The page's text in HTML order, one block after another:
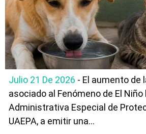
compañía
Fenómeno de El
Julio 21 De 2026 - El aumento de
asociado al Fenómeno de El Niño
Administrativa Especial de
UAEPA, a emitir una...